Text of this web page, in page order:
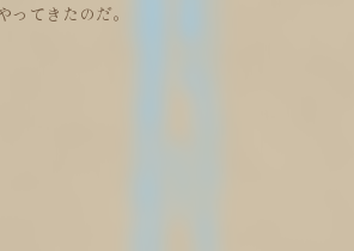
てきたのだ。